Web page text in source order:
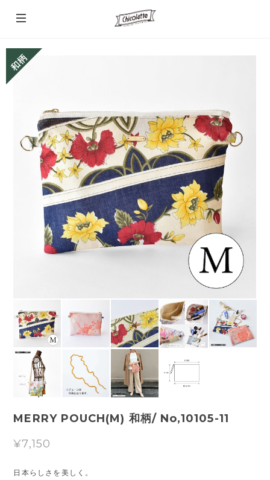
MERRY POUCH(M) 和柄/ No,10105-11
¥7,150
日本らしさを美しく。